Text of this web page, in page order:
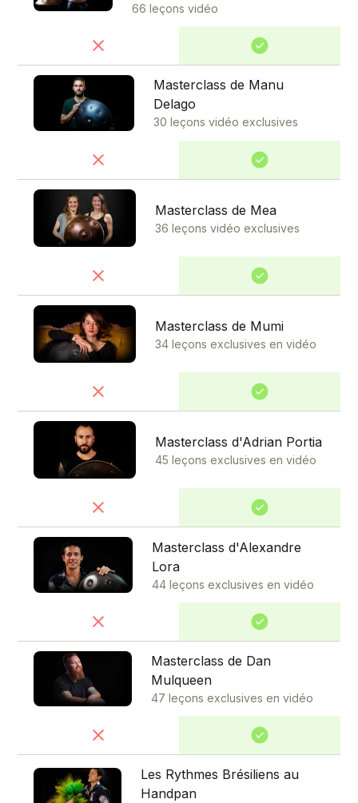
66 leçons vidéo
Masterclass de Manu
Delago
30 leçons vidéo exclusives
Masterclass de Mea
36 leçons vidéo exclusives
Masterclass de Mumi
34 leçons exclusives en vidéo
Masterclass d'Adrian Portia
45 leçons exclusives en vidéo
Masterclass d'Alexandre
Lora
44 leçons exclusives en vidéo
Masterclass de Dan
Mulqueen
47 leçons exclusives en vidéo
Les Rythmes Brésiliens au
Handpan